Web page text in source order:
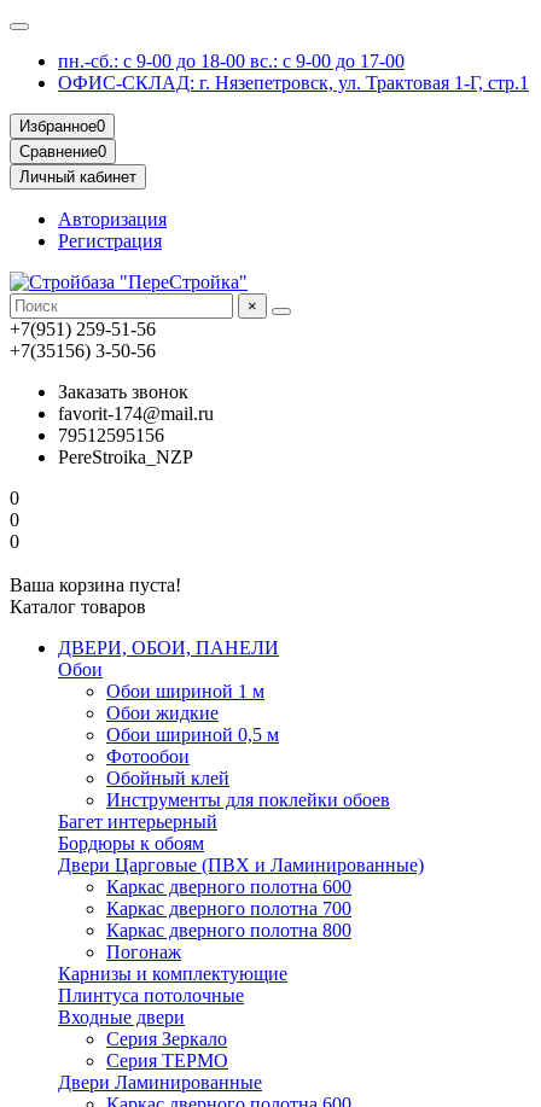
пн.-сб.: с 9-00 до 18-00 вс.: с 9-00 до 17-00
ОФИС-СКЛАД: г. Нязепетровск, ул. Трактовая 1-Г, стр.1
Избранное0
Сравнение0
Личный кабинет
Авторизация
Регистрация
×
+7(951) 259-51-56
+7(35156) 3-50-56
Заказать звонок
favorit-174@mail.ru
79512595156
PereStroika_NZP
0
0
0
Ваша корзина пуста!
Каталог товаров
ДВЕРИ, ОБОИ, ПАНЕЛИ
Обои
Обои шириной 1 м
Обои жидкие
Обои шириной 0,5 м
Фотообои
Обойный клей
Инструменты для поклейки обоев
Багет интерьерный
Бордюры к обоям
Двери Царговые (ПВХ и Ламинированные)
Каркас дверного полотна 600
Каркас дверного полотна 700
Каркас дверного полотна 800
Погонаж
Карнизы и комплектующие
Плинтуса потолочные
Входные двери
Серия Зеркало
Серия ТЕРМО
Двери Ламинированные